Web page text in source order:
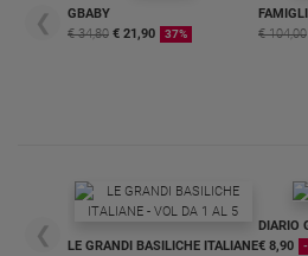
❮
GBABY
€ 34,80 € 21,90 37%
€ 104,00
❮
LE GRANDI BASILICHE ITALIANE
DIARIO
€ 8,90